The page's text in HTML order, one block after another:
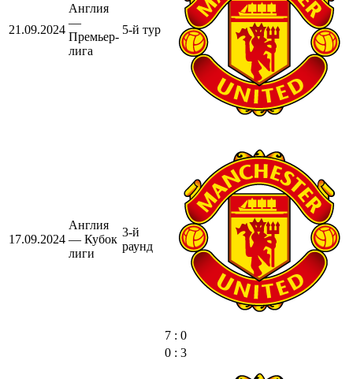
21.09.2024
Англия
—
Премьер-
лига
5-й тур
17.09.2024
Англия
— Кубок
лиги
3-й
раунд
7 : 0
0 : 3